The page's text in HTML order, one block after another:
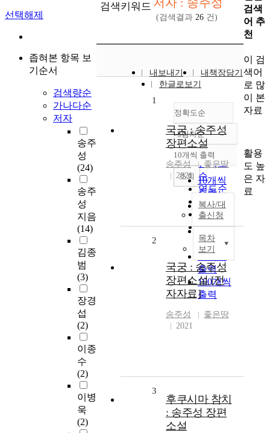
선택해제
좁혀본 항목 보
기순서
검색량순
가나다순
저자
송주
성
(24)
송주
성
지음
(14)
김종
범
(3)
장경
섭
(2)
이종
수
(2)
이병
욱
(2)
검색키워드 저자 : 송주성
(검색결과 26 건)
내보내기
내책장담기
한글로보기
정확도순
정확도
순
인기도
순
연도순
제목순
저자순
발행기
관순
내림차순
내림차순
10개씩 출력
10개씩
출력
20개씩
출력
출력
출력
100개씩
출력
조회
1
국궁 : 송주성
장편소설
송주성
좋은땅
2021
복사/대
출신청
목차
보기
2
국궁 : 송주성
장편소설 [전
자자료]
송주성
좋은땅
2021
3
후쿠시마 참치
: 송주성 장편
소설
검색
어 추
천
이 검
색어
로 많
이 본
자료
활용
도 높
은 자
료